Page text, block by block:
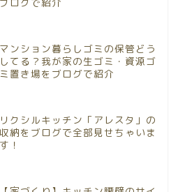
マンション暮らしゴミの保管どう
してる？我が家の生ゴミ・資源ゴ
ミ置き場をブログで紹介
リクシルキッチン「アレスタ」の
収納をブログで全部見せちゃいま
す！